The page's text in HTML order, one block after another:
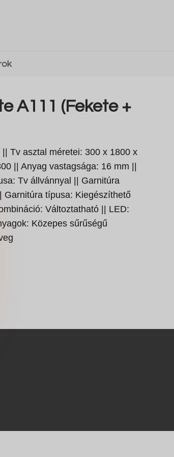
A111 (Fekete +
Tv asztal méretei: 300 x 1800 x
|| Anyag vastagsága: 16 mm ||
Tv állvánnyal || Garnitúra
Garnitúra típusa: Kiegészíthető
Változtatható || LED:
Közepes sűrűségű